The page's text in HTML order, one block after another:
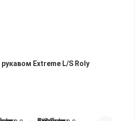
Extreme L/S Roly